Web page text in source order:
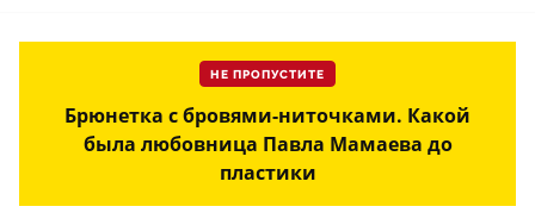
НЕ ПРОПУСТИТЕ
Брюнетка с бровями-ниточками. Какой
была любовница Павла Мамаева до
пластики